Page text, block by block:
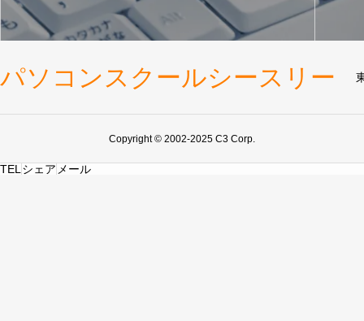
パソコンスクールシースリー
Copyright © 2002-2025 C3 Corp.
TELシェア メール